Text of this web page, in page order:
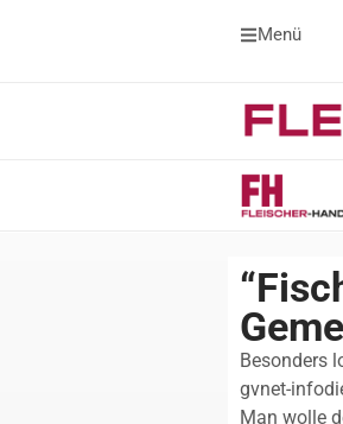
Menü
Besonders
gvnet-
Man wolle